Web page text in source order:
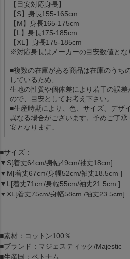
【目安対応身長】
【S】身長155-165cm
【M】身長165-175cm
【L】身長175-185cm
【XL】身長175-185cm
※対応身長はメーカーの目安数値とな
■複数の在庫がある商品は在庫のうち
しているため、
生地の性質や個体差により若干の誤
ので、目安としてお考え下さい。
■生産時期により、色、サイズ、デザ
異なる場合がございます。予めご了
安となります。
■サイズ：
▼S[着丈64cm/身幅49cm/袖丈18cm]
▼M[着丈67cm/身幅52cm/袖丈18.5cm ]
▼L[着丈71cm/身幅55cm/袖丈21.5cm ]
▼XL[着丈75cm/身幅58cm /袖丈23.5cm]
■素材：コットン100％
■ブランド：マジェスティック/Majestic
■生産国：ベトナム